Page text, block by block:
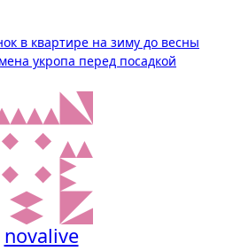
в квартире на зиму до весны
укропа перед посадкой
novalive